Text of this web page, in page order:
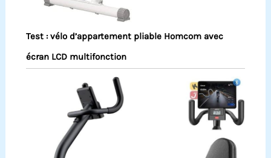
Test : vélo d’appartement pliable Homcom avec
écran LCD multifonction